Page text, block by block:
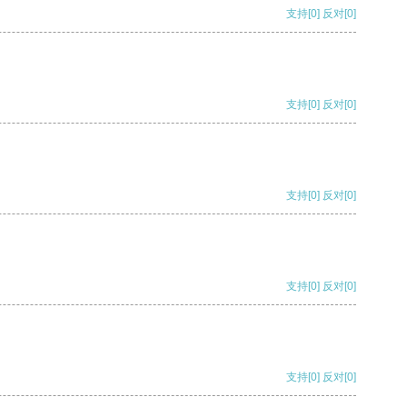
支持[0] 反对[0]
支持[0] 反对[0]
支持[0] 反对[0]
支持[0] 反对[0]
支持[0] 反对[0]